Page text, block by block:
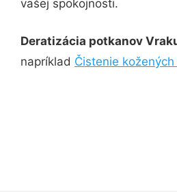
vašej spokojnosti.
Deratizácia potkanov
napríklad Čistenie